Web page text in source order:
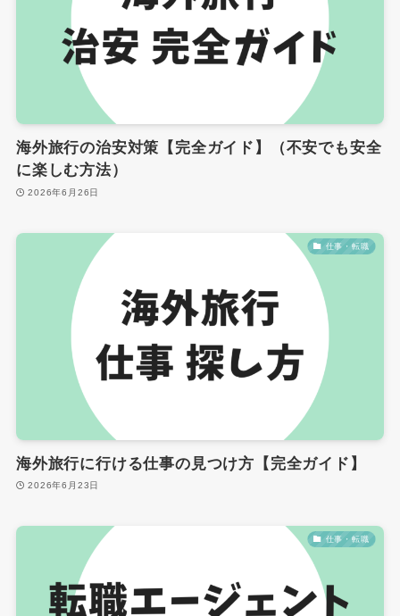
海外旅行の治安対策【完全ガイド】（不安でも安全
に楽しむ方法）
2026年6月26日
仕事・転職
海外旅行に行ける仕事の見つけ方【完全ガイド】
2026年6月23日
仕事・転職